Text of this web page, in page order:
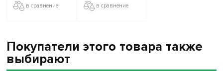
в сравнение
в сравнение
Покупатели этого товара также
выбирают